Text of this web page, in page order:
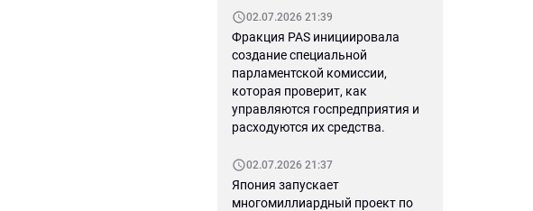
02.07.2026 21:39
Фракция PAS инициировала
создание специальной
парламентской комиссии,
которая проверит, как
управляются госпредприятия и
расходуются их средства.
02.07.2026 21:37
Япония запускает
многомиллиардный проект по